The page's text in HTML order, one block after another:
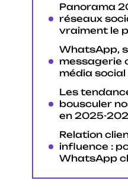
Panorama
réseaux
vraiment le
WhatsApp,
messagerie
média social
Les
bousculer
en 2025-
Relation
influence :
WhatsApp